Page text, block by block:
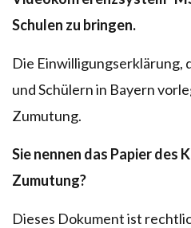
Schulen zu bringen.
Die Einwilligungserklärung,
und Schülern in Bayern
Zumutung.
Sie nennen das Papier des
Zumutung?
Dieses Dokument ist